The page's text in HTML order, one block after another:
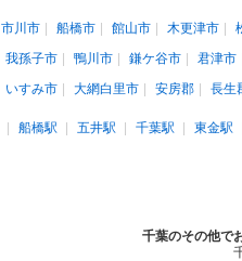
市川市 船橋市 館山市 木更津市
我孫子市 鴨川市 鎌ケ谷市 君津市
いすみ市 大網白里市 安房郡 長生
船橋駅 五井駅 千葉駅 東金駅
千葉のその他で